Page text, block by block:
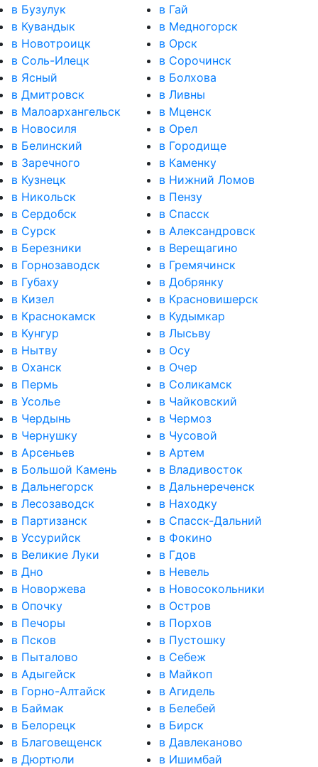
в Бузулук
в Гай
в Кувандык
в Медногорск
в Новотроицк
в Орск
в Соль-Илецк
в Сорочинск
в Ясный
в Болхова
в Дмитровск
в Ливны
в Малоархангельск
в Мценск
в Новосиля
в Орел
в Белинский
в Городище
в Заречного
в Каменку
в Кузнецк
в Нижний Ломов
в Никольск
в Пензу
в Сердобск
в Спасск
в Сурск
в Александровск
в Березники
в Верещагино
в Горнозаводск
в Гремячинск
в Губаху
в Добрянку
в Кизел
в Красновишерск
в Краснокамск
в Кудымкар
в Кунгур
в Лысьву
в Нытву
в Осу
в Оханск
в Очер
в Пермь
в Соликамск
в Усолье
в Чайковский
в Чердынь
в Чермоз
в Чернушку
в Чусовой
в Арсеньев
в Артем
в Большой Камень
в Владивосток
в Дальнегорск
в Дальнереченск
в Лесозаводск
в Находку
в Партизанск
в Спасск-Дальний
в Уссурийск
в Фокино
в Великие Луки
в Гдов
в Дно
в Невель
в Новоржева
в Новосокольники
в Опочку
в Остров
в Печоры
в Порхов
в Псков
в Пустошку
в Пыталово
в Себеж
в Адыгейск
в Майкоп
в Горно-Алтайск
в Агидель
в Баймак
в Белебей
в Белорецк
в Бирск
в Благовещенск
в Давлеканово
в Дюртюли
в Ишимбай